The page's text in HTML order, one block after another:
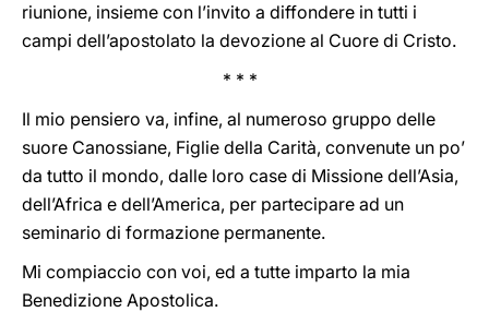
riunione, insieme con l’invito a diffondere in tutti i
campi dell’apostolato la devozione al Cuore di Cristo.
* * *
Il mio pensiero va, infine, al numeroso gruppo delle
suore Canossiane, Figlie della Carità, convenute un po’
da tutto il mondo, dalle loro case di Missione dell’Asia,
dell’Africa e dell’America, per partecipare ad un
seminario di formazione permanente.
Mi compiaccio con voi, ed a tutte imparto la mia
Benedizione Apostolica.